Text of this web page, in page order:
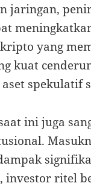
jaringan,
yang
kuat
spekulatif
ini juga
investor ritel